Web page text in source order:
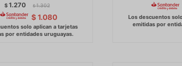
$1.270 $ 1.302
$ 1.080